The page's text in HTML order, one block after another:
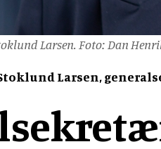
Larsen. Foto: Dan
Larsen,